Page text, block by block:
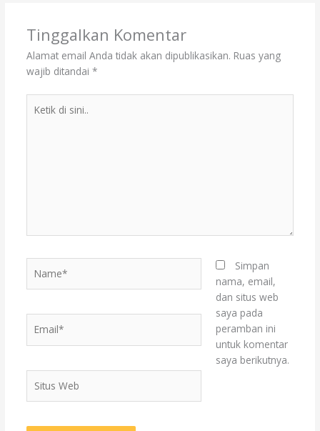
Tinggalkan Komentar
Alamat email Anda tidak akan dipublikasikan. Ruas yang
wajib ditandai *
Web
Simpan
nama, email,
dan situs web
saya pada
peramban ini
untuk komentar
saya berikutnya.